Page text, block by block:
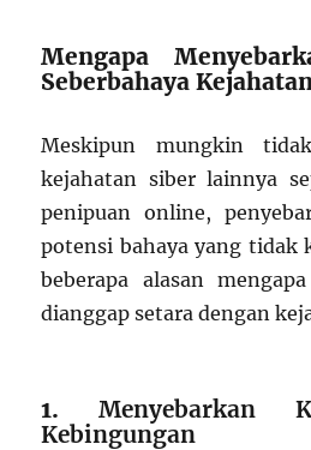
Mengapa
Seberbahaya
Meskipun mungkin
kejahatan siber lainnya
penipuan online,
potensi bahaya yang tidak
beberapa alasan
dianggap setara dengan
1.Menyebarkan
Kebingungan